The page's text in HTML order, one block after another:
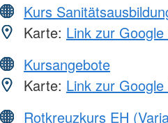
Kurs
Karte: Link zur
Kursangebote
Karte: Link zur
Rotkreuzkurs EH